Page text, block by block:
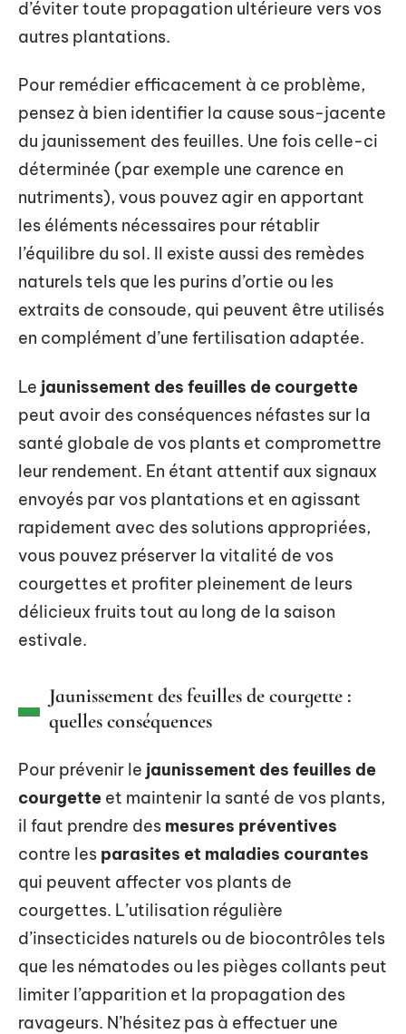
d’éviter toute propagation ultérieure vers vos
autres plantations.
Pour remédier efficacement à ce problème,
pensez à bien identifier la cause sous-jacente
du jaunissement des feuilles. Une fois celle-ci
déterminée (par exemple une carence en
nutriments), vous pouvez agir en apportant
les éléments nécessaires pour rétablir
l’équilibre du sol. Il existe aussi des remèdes
naturels tels que les purins d’ortie ou les
extraits de consoude, qui peuvent être utilisés
en complément d’une fertilisation adaptée.
Le jaunissement des feuilles de courgette
peut avoir des conséquences néfastes sur la
santé globale de vos plants et compromettre
leur rendement. En étant attentif aux signaux
envoyés par vos plantations et en agissant
rapidement avec des solutions appropriées,
vous pouvez préserver la vitalité de vos
courgettes et profiter pleinement de leurs
délicieux fruits tout au long de la saison
estivale.
Jaunissement des feuilles de courgette :
quelles conséquences
Pour prévenir le jaunissement des feuilles de
courgette et maintenir la santé de vos plants,
il faut prendre des mesures préventives
contre les parasites et maladies courantes
qui peuvent affecter vos plants de
courgettes. L’utilisation régulière
d’insecticides naturels ou de biocontrôles tels
que les nématodes ou les pièges collants peut
limiter l’apparition et la propagation des
ravageurs. N’hésitez pas à effectuer une